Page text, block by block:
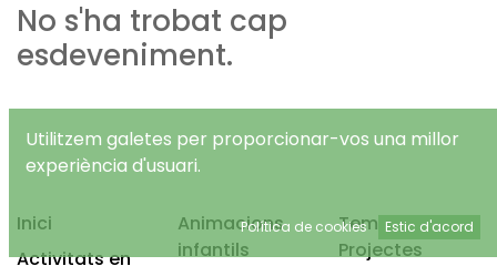
No s'ha trobat cap
esdeveniment.
Inici
Activitats en
Animacions
infantils
Temps Lliure
Projectes
Utilitzem galetes per proporcionar-vos una millor
experiència d'usuari.
Política de cookies Estic d'acord